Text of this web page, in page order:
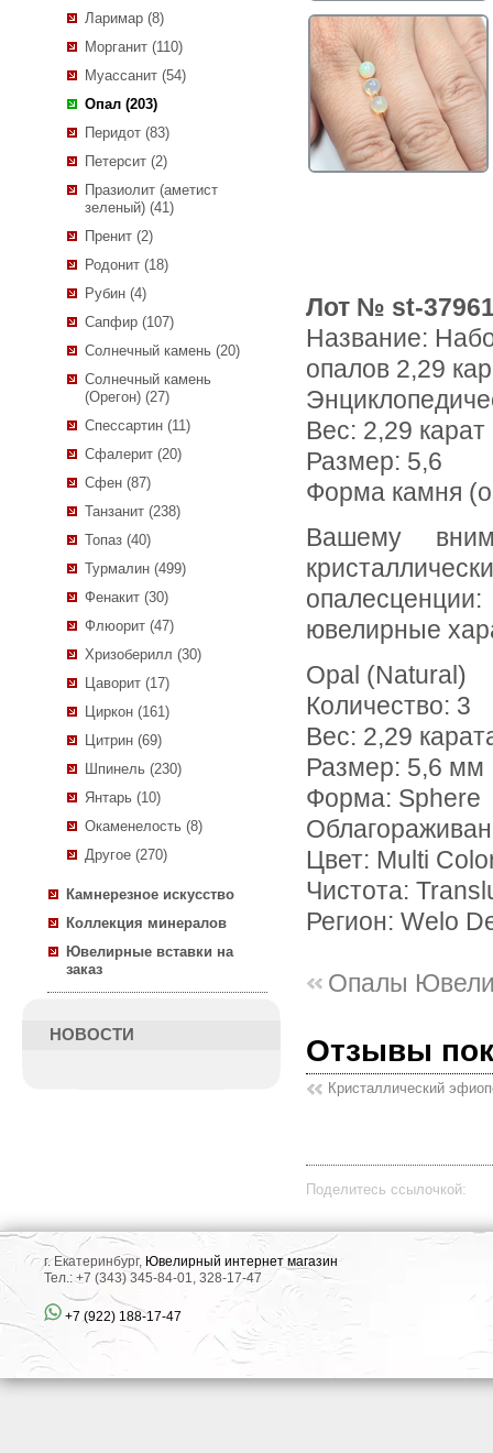
Ларимар (8)
Морганит (110)
Муассанит (54)
Опал (203)
Перидот (83)
Петерсит (2)
Празиолит (аметист
зеленый) (41)
Пренит (2)
Родонит (18)
Рубин (4)
Сапфир (107)
Солнечный камень (20)
Солнечный камень
(Орегон) (27)
Спессартин (11)
Сфалерит (20)
Сфен (87)
Танзанит (238)
Топаз (40)
Турмалин (499)
Фенакит (30)
Флюорит (47)
Хризоберилл (30)
Цаворит (17)
Циркон (161)
Цитрин (69)
Шпинель (230)
Янтарь (10)
Окаменелость (8)
Другое (270)
Камнерезное искусство
Коллекция минералов
Ювелирные вставки на
заказ
НОВОСТИ
Лот № st-
Название:
опалов 2,29
Вес: 2,29 карат
Размер: 5,6
Форма камня
Вашему вниманию предлагается набор из 3 сфер
ювелирные
Opal (Natural)
Количество: 3
Вес: 2,29
Размер: 5,6 мм
Форма: Sphere
Цвет: Multi
Чистота:
Регион: Welo
Опалы
Отзывы
Кристаллический
Поделитесь ссылочкой:
г. Екатеринбург, Ювелирный интернет магазин
Тел.: +7 (343) 345-84-01, 328-17-47
+7 (922) 188-17-47